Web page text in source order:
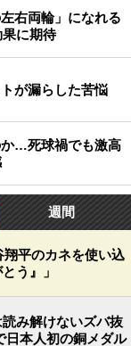
右両輪」になれる
に期待
が漏らした苦悩
…死球禍でも激高
週間
平のカネを使い込
う』」
み解けないズバ抜
日本人初の銅メダル